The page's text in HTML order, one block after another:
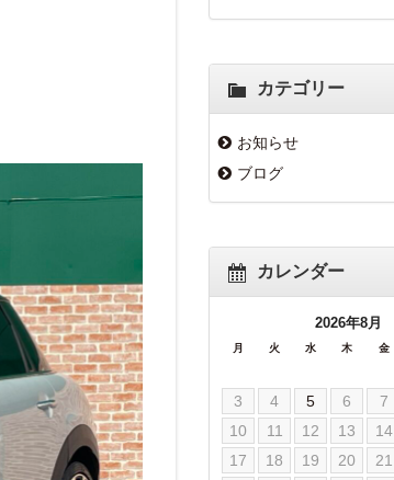
カテゴリー
お知らせ
ブログ
カレンダー
2026年8月
月 火 水 木 金
3
4 5 6 7
10
11 12 13 14
17
18 19 20 21